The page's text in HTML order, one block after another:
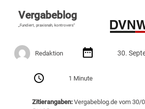
Vergabeblog
„Fundiert, praxisnah, kontrovers“
Redaktion 30.
1 Minute
Zitierangaben:Vergabeblog.de vom 30/